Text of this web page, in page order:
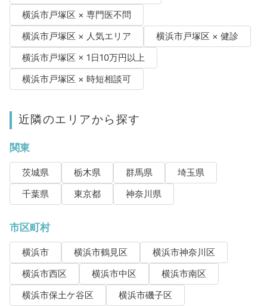
横浜市戸塚区 × 専門医不問
横浜市戸塚区 × 人気エリア
横浜市戸塚区 × 健診
横浜市戸塚区 × 1日10万円以上
横浜市戸塚区 × 時短相談可
近隣のエリアから探す
関東
茨城県 栃木県 群馬県
埼玉県
千葉県
東京都 神奈川県
市区町村
横浜市 横浜市鶴見区
横浜市神奈川区
横浜市西区
横浜市中区
横浜市南区
横浜市保土ケ谷区
横浜市磯子区